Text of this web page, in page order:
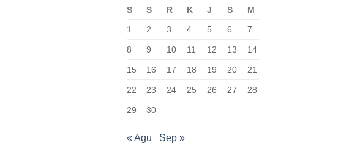
S S R K J S
M
1
2 3 4 5 6 7
8 9 10 11 12 13 14
15 16 17 18 19 20 21
22 23 24 25 26 27 28
29 30
« Agu Sep »